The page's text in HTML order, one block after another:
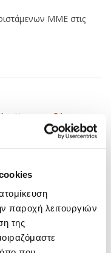
παροχή λειτουργιών
της
ΜΜΕ στις
Χρηματοδότησης